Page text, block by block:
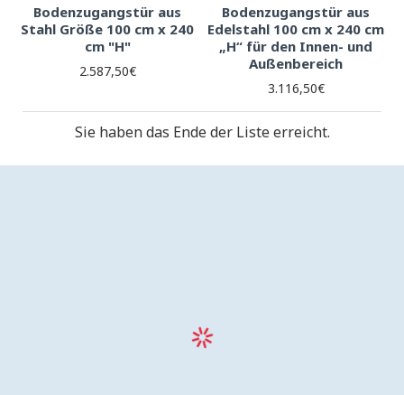
Bodenzugangstür aus
Stahl Größe 100 cm x 240
cm "H"
2.587,50€
Bodenzugangstür aus
Edelstahl 100 cm x 240 cm
„H“ für den Innen- und
Außenbereich
3.116,50€
Sie haben das Ende der Liste erreicht.